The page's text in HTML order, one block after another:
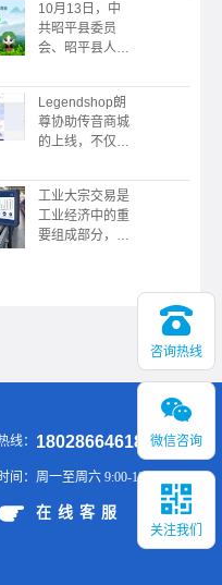
10月13日，中
共昭平县委员
会、昭平县人民
朗尊软件科技有
限公司协助，广
东广播电视台触
电传媒协协办的
茶 还看今昭”
2023昭平有机
茶，香沁粤港澳
大湾区推介会在
Legendshop朗
尊协助传音商城
的上线，不仅是
转型的典范，更
展现了传音“深
耕本地化，敢为
全球先”的战略
工业大宗交易是
工业经济中的重
要组成部分，涉
用，企业可以在
大宗交易中实现
稳定的供应和销
争力。
线： 18028664618
间：周一至周六 9:00-19:00
在线客服
咨询热线
微信咨询
关注我们